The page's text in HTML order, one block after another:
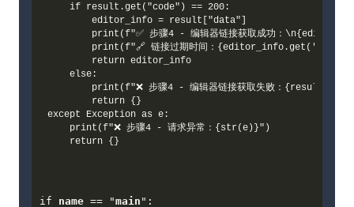
    if result.get("code") == 200:
        editor_info = result["data"]
print(f"✅ 步骤4 - 编辑器链接获取成功：
print(f"🔗 链接过期时间：
        return editor_info
    else:
print(f"❌ 步骤4 - 编辑器链接获取失败：
        return {}
except Exception as e:
    print(f"❌ 步骤4 - 请求异常：{str(e)}")
if name == "main ":